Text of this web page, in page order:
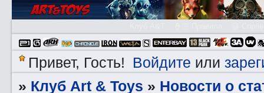
Привет, Гость! Войдите или
» Клуб Art & Toys » Новости о